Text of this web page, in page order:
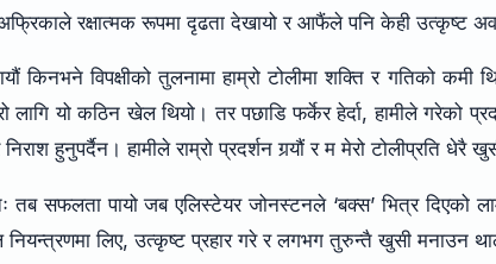
अफ्रिकाले रक्षात्मक रूपमा दृढता देखायो र आफैंले पनि केही उत्कृष्ट
किनभने विपक्षीको तुलनामा हाम्रो टोलीमा शक्ति र गतिको कमी
लागि यो कठिन खेल थियो। तर पछाडि फर्केर हेर्दा, हामीले गरेको
हुनुपर्दैन। हामीले राम्रो प्रदर्शन गर्‍यौं र म मेरो टोलीप्रति धेरै
तब सफलता पायो जब एलिस्टेयर जोनस्टनले ‘बक्स’ भित्र दिएको
लिए, उत्कृष्ट प्रहार गरे र लगभग तुरुन्तै खुसी मनाउन